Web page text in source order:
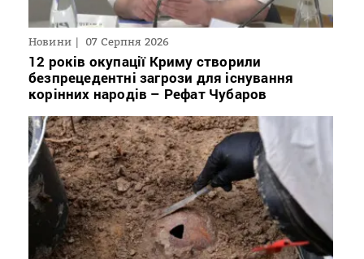
Новини 07 Серпня 2026
12 років окупації Криму створили
безпрецедентні загрози для існування
корінних народів – Рефат Чубаров